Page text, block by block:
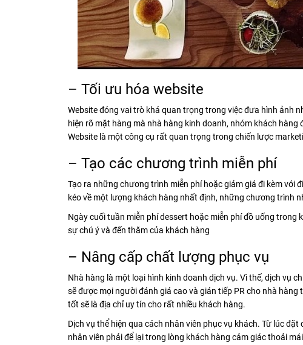
– Tối ưu hóa website
Website đóng vai trò khá quan trọng trong việc đưa hình ảnh
hiện rõ mặt hàng mà nhà hàng kinh doanh, nhóm khách
Website là một công cụ rất quan trọng trong chiến lược
– Tạo các chương trình miễn phí
Tạo ra những chương trình miễn phí hoặc giảm giá đi kèm với
kéo về một lượng khách hàng nhất định, những chương trình
Ngày cuối tuần miễn phí dessert hoặc miễn phí đồ uống
sự chú ý và đến thăm của khách hàng
– Nâng cấp chất lượng phục vụ
Nhà hàng là một loại hình kinh doanh dịch vụ. Vì thế, dịch vụ
sẽ được mọi người đánh giá cao và gián tiếp PR cho nhà
tốt sẽ là địa chỉ uy tín cho rất nhiều khách hàng.
Dịch vụ thể hiện qua cách nhân viên phục vụ khách. Từ lúc
nhân viên phải để lại trong lòng khách hàng cảm giác thoải